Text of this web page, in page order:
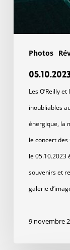
Photos
Les O’Reilly
inoubliables
énergique, la
le concert des
le 05.10.2023
souvenirs et
galerie
9 novembre